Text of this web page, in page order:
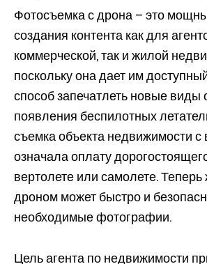
Фотосъемка с дрона – это
создания контента как для
коммерческой, так и жилой
поскольку она дает им
способ запечатлеть новые виды
появления беспилотных
съемка объекта недвижимости с
означала оплату
вертолете или самолете.
дроном может быстро и
необходимые фотографии.
Цель агента по недвижимости